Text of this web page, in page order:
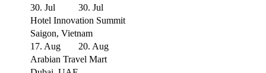
30. Jul
30. Jul
Hotel Innovation Summit
Saigon, Vietnam
17. Aug
20. Aug
Arabian Travel Mart